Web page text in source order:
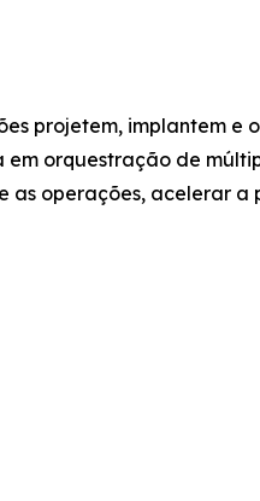
projetem, implantem e
orquestração de
operações, acelerar a